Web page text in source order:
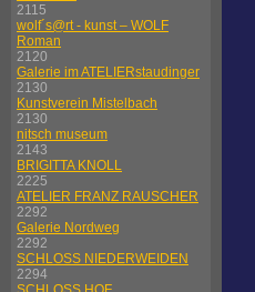
2115
wolf´s@rt - kunst – WOLF
Roman
2120
Galerie im ATELIERstaudinger
2130
Kunstverein Mistelbach
2130
nitsch museum
2143
BRIGITTA KNOLL
2225
ATELIER FRANZ RAUSCHER
2292
Galerie Nordweg
2292
SCHLOSS NIEDERWEIDEN
2294